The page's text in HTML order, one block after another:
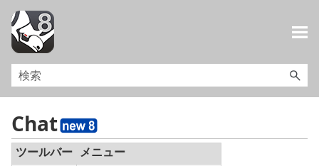
Chat
ツールバー メニュー